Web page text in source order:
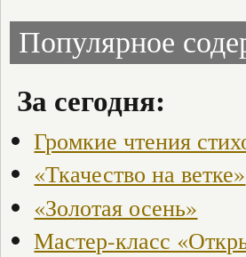
Популярное
За сегодня:
Громкие чтения
«Ткачество на ветке»
«Золотая осень»
Мастер-класс